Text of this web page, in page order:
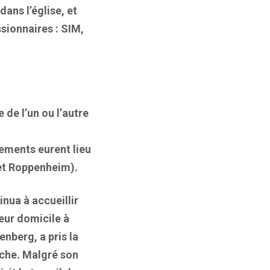
l’église, et
: SIM,
l’un ou l’autre
eurent lieu
Roppenheim).
à accueillir
domicile à
a pris la
Malgré son